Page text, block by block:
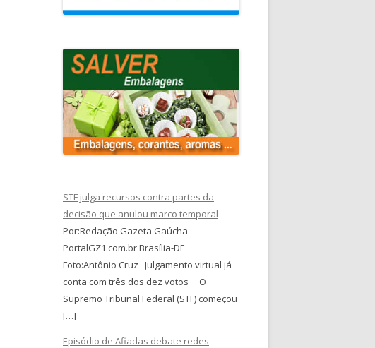
STF julga recursos contra partes da
decisão que anulou marco temporal
Por:Redação Gazeta Gaúcha
PortalGZ1.com.br Brasília-DF
Foto:Antônio Cruz Julgamento virtual já
conta com três dos dez votos O
Supremo Tribunal Federal (STF) começou
[…]
Episódio de Afiadas debate redes